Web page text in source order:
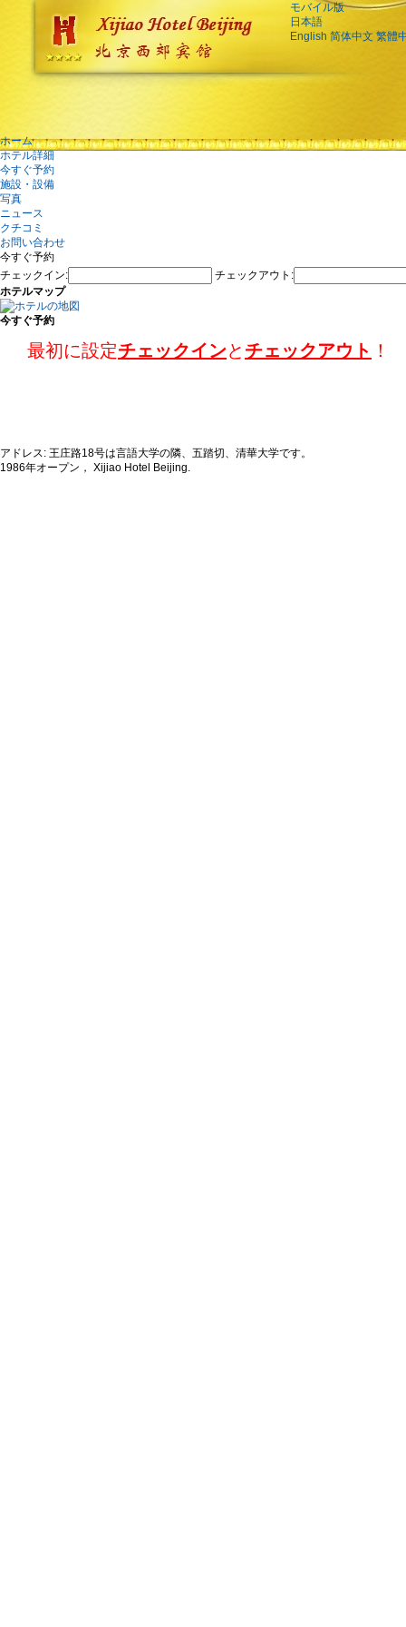
モバイル版
日本語
English 简体中文 繁體
ホーム
ホテル詳細
今すぐ予約
施設・設備
写真
ニュース
クチコミ
お問い合わせ
今すぐ予約
チェックイン:
チェックアウト:
ホテルマップ
今すぐ予約
最初に設定チェックインと チェックアウト ！
アドレス: 王庄路18号は言語大学の隣、五踏切、清華大学です。
1986年オープン， Xijiao Hotel Beijing.